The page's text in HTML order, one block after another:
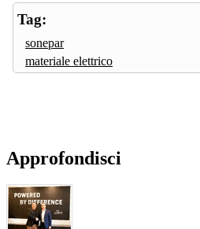
Tag:
sonepar
materiale elettrico
Approfondisci